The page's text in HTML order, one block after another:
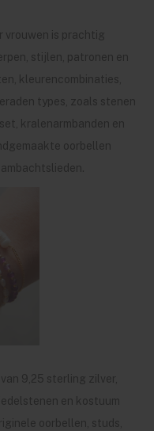
vrouwen is prachtig
stijlen, patronen en
kleurencombinaties,
types, zoals stenen
kralenarmbanden en
oorbellen
9,25 sterling zilver,
en kostuum
oorbellen, studs,